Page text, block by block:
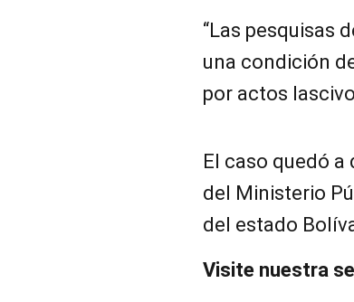
“Las pesquisas
una condición
por actos
El caso quedó a
del Ministerio
del estado
Visite nuestra